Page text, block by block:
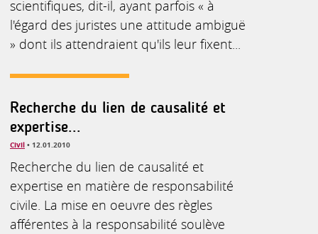
scientifiques, dit-il, ayant parfois « à
l'égard des juristes une attitude ambiguë
» dont ils attendraient qu'ils leur fixent...
Recherche du lien de causalité et
expertise...
Civil • 12.01.2010
Recherche du lien de causalité et
expertise en matière de responsabilité
civile. La mise en oeuvre des règles
afférentes à la responsabilité soulève